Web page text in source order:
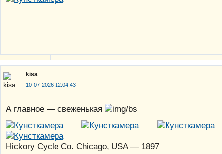
kisa
10-07-2026 12:04:43
А главное — свеженькая
Hickory Cycle Co. Chicago, USA — 1897